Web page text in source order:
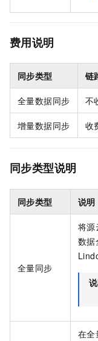
费用说明
同步类型 链
全量数据同步 不
增量数据同步 收
同步类型说明
同步类型 说明
全量同步
将源
数据
在全